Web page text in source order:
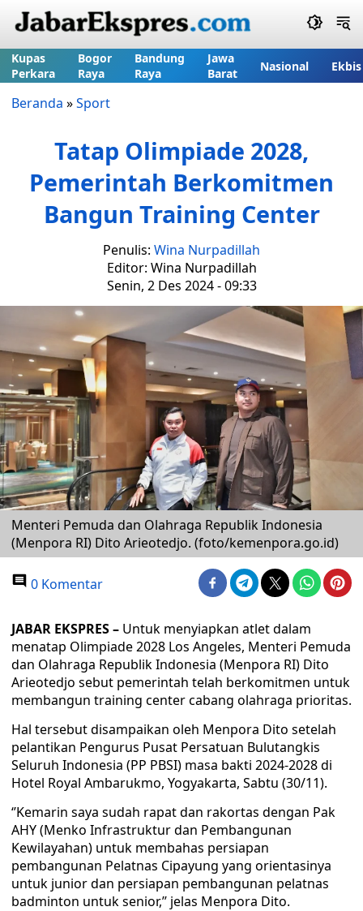
Kupas
Perkara
Bogor
Raya
Bandung
Raya
Jawa
Barat
Nasional Ekbis
Beranda »Sport
Tatap Olimpiade 2028,
Pemerintah Berkomitmen
Bangun Training Center
Penulis: Wina Nurpadillah
Editor: Wina Nurpadillah
Senin, 2 Des 2024 - 09:33
Menteri Pemuda dan Olahraga Republik Indonesia
(Menpora RI) Dito Arieotedjo. (foto/kemenpora.go.id)
0 Komentar
JABAR EKSPRES – Untuk menyiapkan atlet dalam
menatap Olimpiade 2028 Los Angeles, Menteri Pemuda
dan Olahraga Republik Indonesia (Menpora RI) Dito
Arieotedjo sebut pemerintah telah berkomitmen untuk
membangun training center cabang olahraga prioritas.
Hal tersebut disampaikan oleh Menpora Dito setelah
pelantikan Pengurus Pusat Persatuan Bulutangkis
Seluruh Indonesia (PP PBSI) masa bakti 2024-2028 di
Hotel Royal Ambarukmo, Yogyakarta, Sabtu (30/11).
‘’Kemarin saya sudah rapat dan rakortas dengan Pak
AHY (Menko Infrastruktur dan Pembangunan
Kewilayahan) untuk membahas persiapan
pembangunan Pelatnas Cipayung yang orientasinya
untuk junior dan persiapan pembangunan pelatnas
badminton untuk senior,’’ jelas Menpora Dito.